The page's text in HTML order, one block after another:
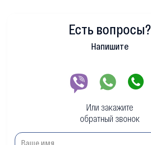
Есть вопросы?
Напишите
Или закажите
обратный звонок